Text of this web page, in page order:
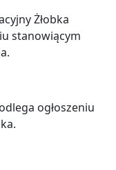
Żłobka
stanowiącym
ogłoszeniu